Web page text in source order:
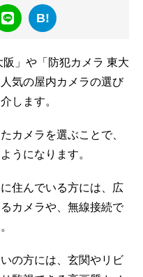
B!
」や「防犯カメラ 東大
気の屋内カメラの選び
します。
カメラを選ぶことで、
うになります。
住んでいる方には、広
カメラや、無線接続で
の方には、玄関やリビ